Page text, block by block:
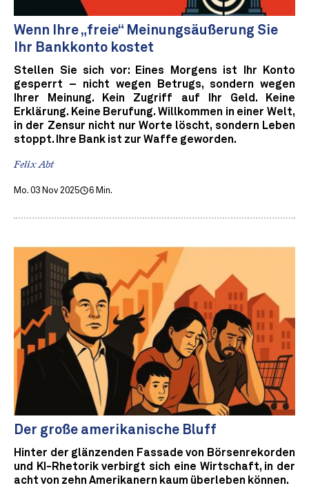
Wenn Ihre „freie“ Meinungsäußerung Sie
Ihr Bankkonto kostet
Stellen Sie sich vor: Eines Morgens ist Ihr Konto
gesperrt – nicht wegen Betrugs, sondern wegen
Ihrer Meinung. Kein Zugriff auf Ihr Geld. Keine
Erklärung. Keine Berufung. Willkommen in einer Welt,
in der Zensur nicht nur Worte löscht, sondern Leben
stoppt. Ihre Bank ist zur Waffe geworden.
Felix Abt
Mo. 03 Nov 2025 6 Min.
Der große amerikanische Bluff
Hinter der glänzenden Fassade von Börsenrekorden
und KI-Rhetorik verbirgt sich eine Wirtschaft, in der
acht von zehn Amerikanern kaum überleben können.